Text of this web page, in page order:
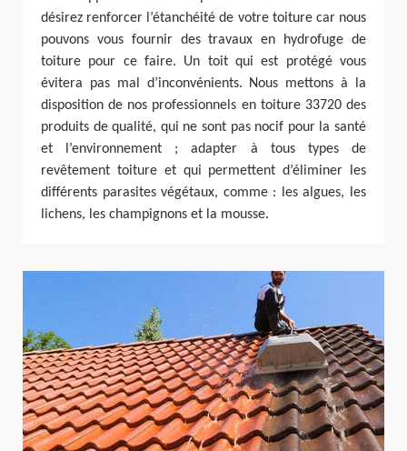
désirez renforcer l’étanchéité de votre toiture car nous
pouvons vous fournir des travaux en hydrofuge de
toiture pour ce faire. Un toit qui est protégé vous
évitera pas mal d’inconvénients. Nous mettons à la
disposition de nos professionnels en toiture 33720 des
produits de qualité, qui ne sont pas nocif pour la santé
et l’environnement ; adapter à tous types de
revêtement toiture et qui permettent d’éliminer les
différents parasites végétaux, comme : les algues, les
lichens, les champignons et la mousse.